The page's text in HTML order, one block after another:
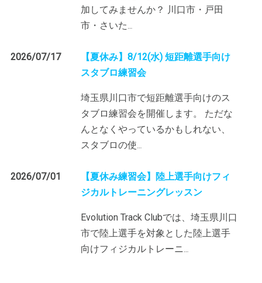
加してみませんか？ 川口市・戸田
市・さいた
2026/07/17
【夏休み】8/12(水) 短距離選手向け
スタブロ練習会
埼玉県川口市で短距離選手向けのス
タブロ練習会を開催します。 ただな
んとなくやっているかもしれない、
スタブロの使…
2026/07/01
【夏休み練習会】陸上選手向けフィ
ジカルトレーニングレッスン
Evolution Track Clubでは、埼玉県川口
市で陸上選手を対象とした陸上選手
向けフィジカルトレーニ…